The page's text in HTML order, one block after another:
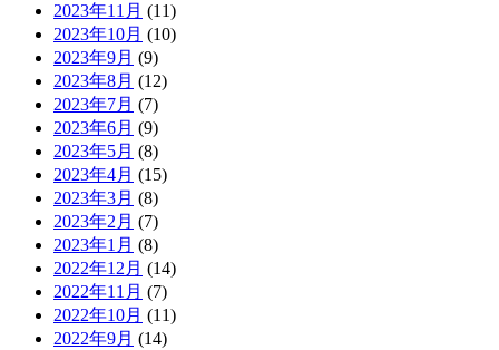
2023年11月 (11)
2023年10月 (10)
2023年9月 (9)
2023年8月 (12)
2023年7月 (7)
2023年6月 (9)
2023年5月 (8)
2023年4月 (15)
2023年3月 (8)
2023年2月 (7)
2023年1月 (8)
2022年12月 (14)
2022年11月 (7)
2022年10月 (11)
2022年9月 (14)